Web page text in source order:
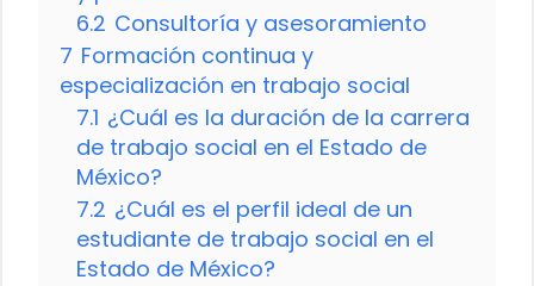
6.2 Consultoría y asesoramiento
7 Formación continua y
especialización en trabajo social
7.1 ¿Cuál es la duración de la carrera
de trabajo social en el Estado de
México?
7.2 ¿Cuál es el perfil ideal de un
estudiante de trabajo social en el
Estado de México?